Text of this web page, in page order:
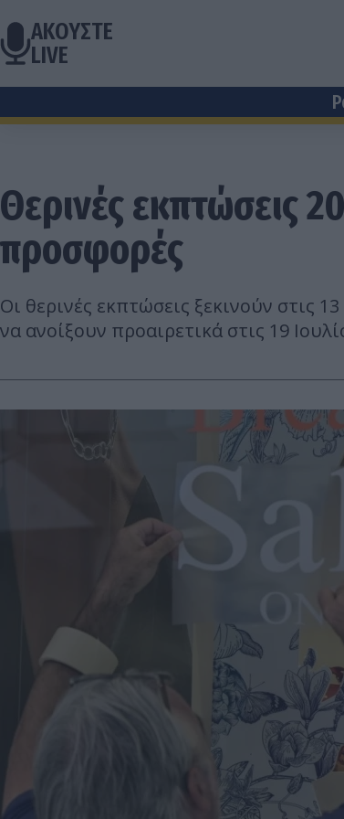
ΑΚΟΥΣΤΕ
LIVE
Θερινές εκπτώσεις
προσφορές
Οι θερινές εκπτώσεις ξεκινούν στις
να ανοίξουν προαιρετικά στις 19